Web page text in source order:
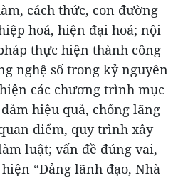
cách thức, con đường
hoá, hiện đại hoá; nội
thực hiện thành công
nghệ số trong kỷ nguyên
các chương trình mục
hiệu quả, chống lãng
điểm, quy trình xây
luật; vấn đề đúng vai,
“Đảng lãnh đạo, Nhà